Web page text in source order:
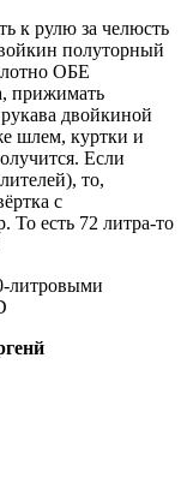
к рулю за челюсть
полуторный
ОБЕ
прижимать
двойкиной
шлем, куртки и
Если
то,
с
То есть 72 литра-то
литровыми